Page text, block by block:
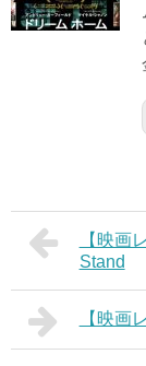
【映画
Stand
【映画